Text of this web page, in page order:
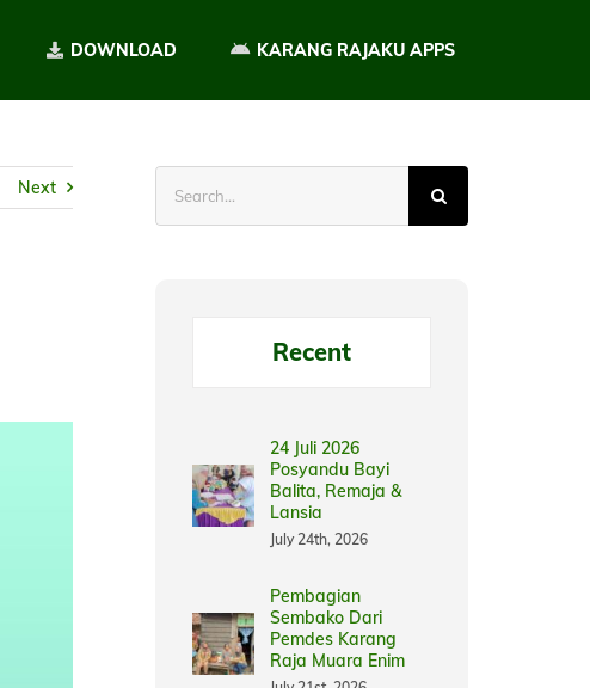
DOWNLOAD KARANG RAJAKU APPS
Next
Recent
24 Juli 2026
Posyandu Bayi
Balita, Remaja &
Lansia
July 24th, 2026
Pembagian
Sembako Dari
Pemdes Karang
Raja Muara Enim